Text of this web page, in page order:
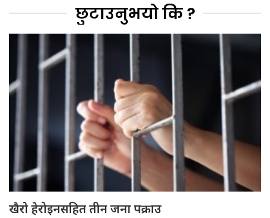
छुटाउनुभयो कि ?
खैरो हेरोइनसहित तीन जना पक्राउ